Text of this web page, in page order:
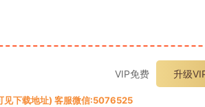
VIP免费 升级
见下载地址) 客服微信:5076525